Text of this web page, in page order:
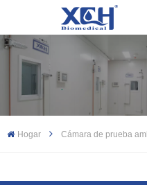
Hogar Cámara de prueba